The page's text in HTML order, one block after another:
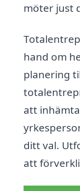
möter just
hand om
planering
att
ditt val.
att